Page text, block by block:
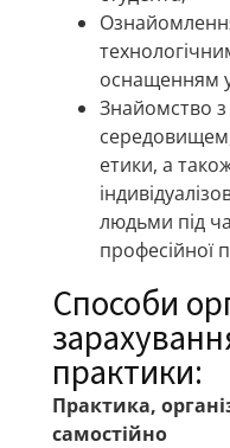
оснащенням
Знайомство
етики, а
людьми під
професійної
Способи
практики:
Практика,
самостійно